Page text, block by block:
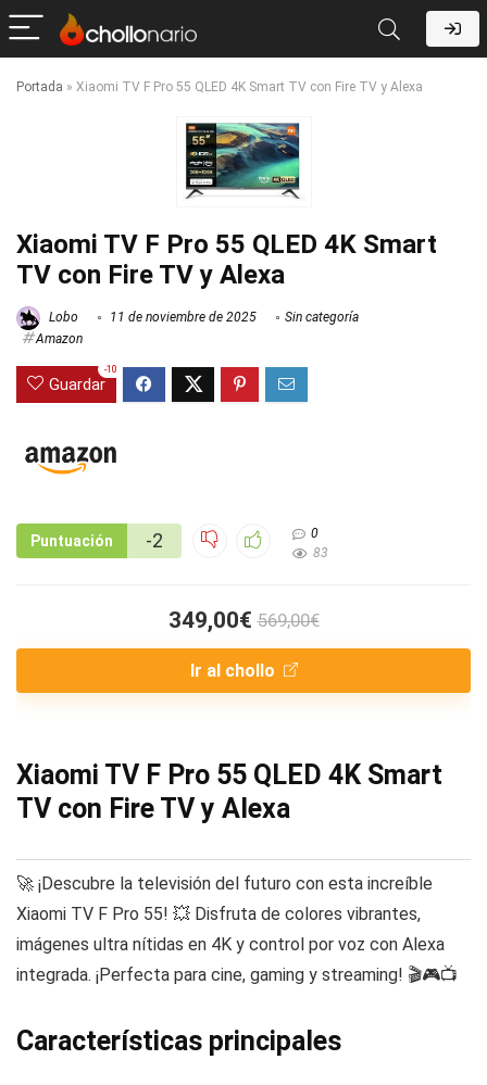
Portada » Xiaomi TV F Pro 55 QLED 4K Smart TV con Fire TV y Alexa
Xiaomi TV F Pro 55 QLED 4K Smart
TV con Fire TV y Alexa
Lobo 11 de noviembre de 2025
Sin categoría
Amazon
Guardar
-10
Puntuación -2
0
83
349,00€ 569,00€
Ir al chollo
Xiaomi TV F Pro 55 QLED 4K Smart
TV con Fire TV y Alexa
🚀 ¡Descubre la televisión del futuro con esta increíble
Xiaomi TV F Pro 55! 💥 Disfruta de colores vibrantes,
imágenes ultra nítidas en 4K y control por voz con Alexa
integrada. ¡Perfecta para cine, gaming y streaming! 🎬🎮📺
Características principales